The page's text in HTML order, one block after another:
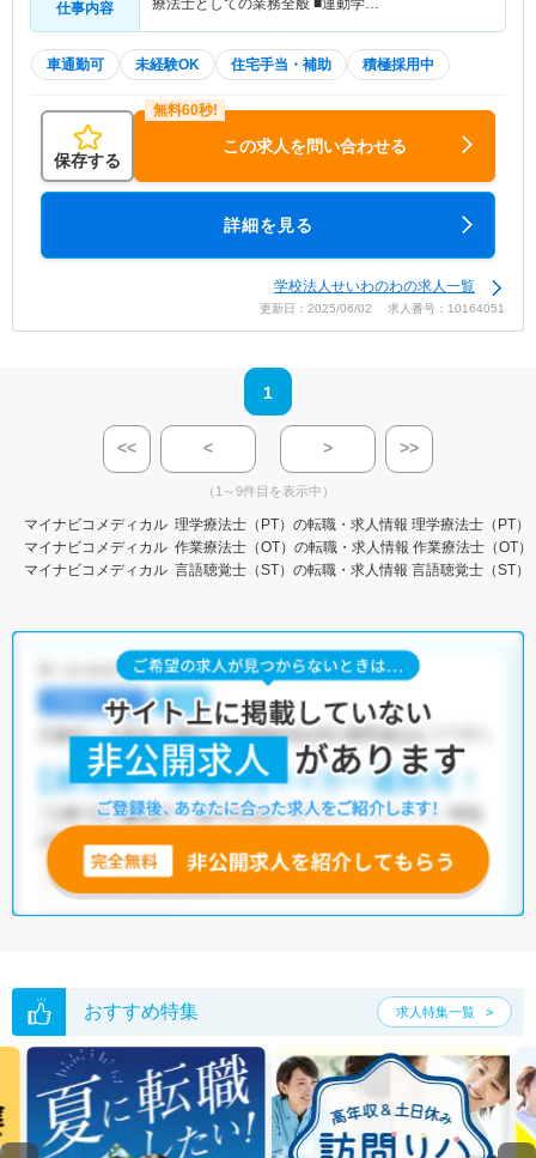
仕事内容 療法士としての業務全般 ■運動学…
車通勤可 未経験OK 住宅手当・補助 積極採用中
保存する
この求人を問い合わせる
詳細を見る
学校法人せいわのわの求人一覧
更新日：2025/06/02 求人番号：10164051
1
<< < > >>
（1～9件目を表示中）
マイナビコメディカル 理学療法士（PT）の転職・求人情報 理学療法士（PT）
マイナビコメディカル 作業療法士（OT）の転職・求人情報 作業療法士（OT
マイナビコメディカル 言語聴覚士（ST）の転職・求人情報 言語聴覚士（ST）
おすすめ特集 求人特集一覧